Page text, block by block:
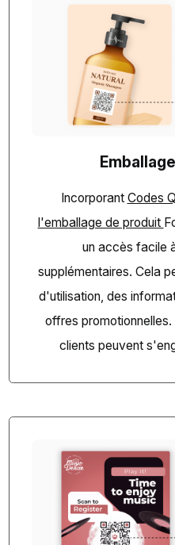
Incorporant Codes
l'emballage de produit
un accès facile
supplémentaires. Cela
d'utilisation, des
offres
clients peuvent